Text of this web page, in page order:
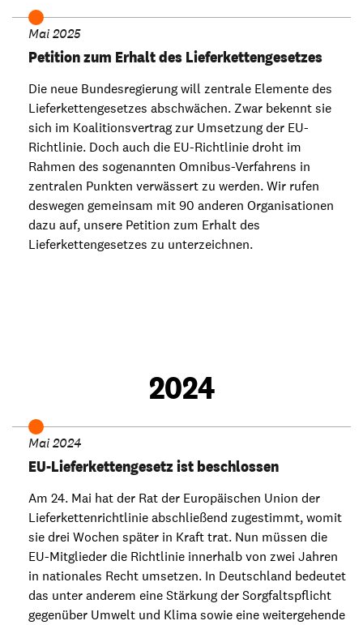
Mai 2025
Petition zum Erhalt des Lieferkettengesetzes
Die neue Bundesregierung will zentrale Elemente des
Lieferkettengesetzes abschwächen. Zwar bekennt sie
sich im Koalitionsvertrag zur Umsetzung der EU-
Richtlinie. Doch auch die EU-Richtlinie droht im
Rahmen des sogenannten Omnibus-Verfahrens in
zentralen Punkten verwässert zu werden. Wir rufen
deswegen gemeinsam mit 90 anderen Organisationen
dazu auf, unsere Petition zum Erhalt des
Lieferkettengesetzes zu unterzeichnen.
2024
Mai 2024
EU-Lieferkettengesetz ist beschlossen
Am 24. Mai hat der Rat der Europäischen Union der
Lieferkettenrichtlinie abschließend zugestimmt, womit
sie drei Wochen später in Kraft trat. Nun müssen die
EU-Mitglieder die Richtlinie innerhalb von zwei Jahren
in nationales Recht umsetzen. In Deutschland bedeutet
das unter anderem eine Stärkung der Sorgfaltspflicht
gegenüber Umwelt und Klima sowie eine weitergehende